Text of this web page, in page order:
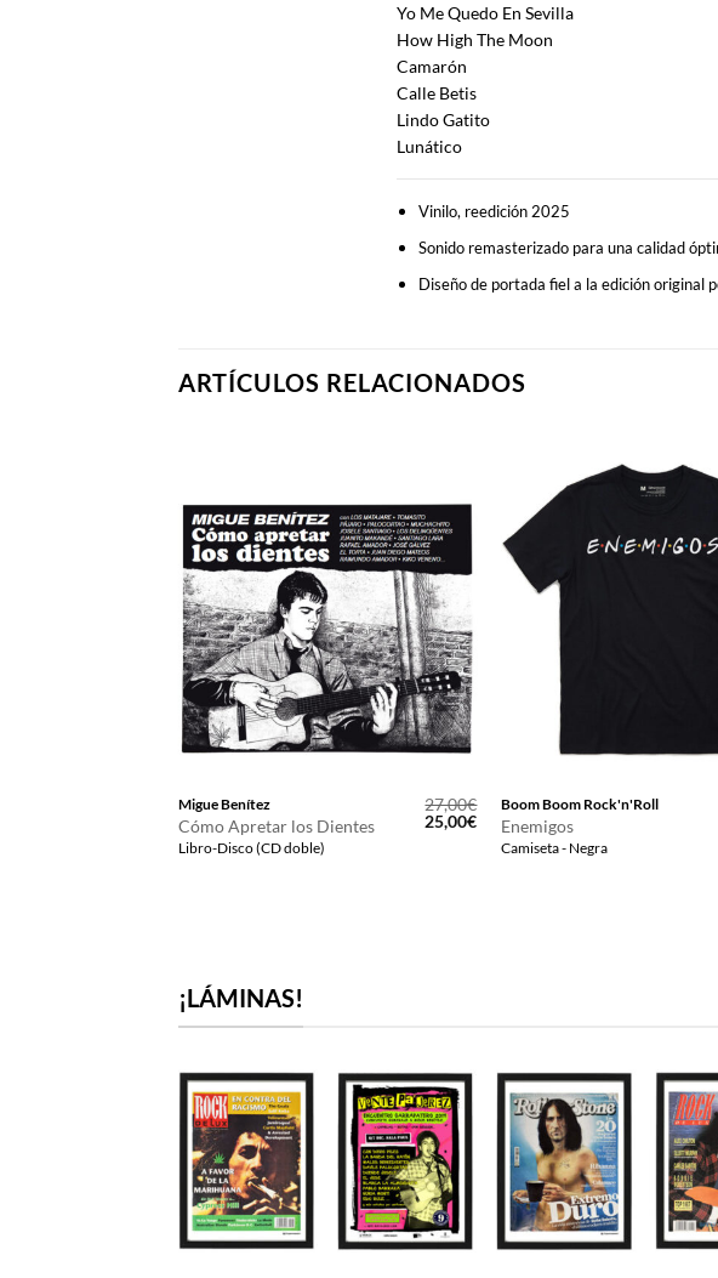
Yo Me Quedo En Sevilla
How High The Moon
Camarón
Calle Betis
Lindo Gatito
Lunático
Vinilo, reedición 2025
Sonido remasterizado para una calidad
Diseño de portada fiel a la edición original
ARTÍCULOS RELACIONADOS
Migue Benítez
Cómo Apretar los Dientes
Libro-Disco (CD doble)
27,00€
El
precio
25,00€El
precio
actual
Boom Boom Rock'n'Roll
Enemigos
Camiseta - Negra
¡LÁMINAS!